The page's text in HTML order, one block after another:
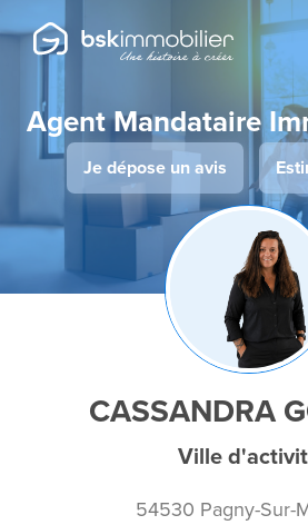
Agent Mandataire
Je dépose un avis
CASSANDRA
Ville
54530 Pagny-Sur-